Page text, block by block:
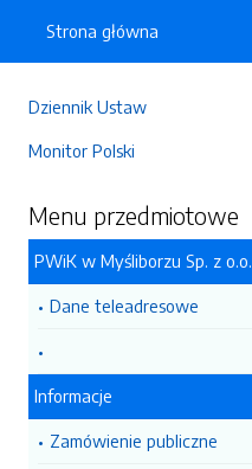
Dziennik Ustaw
Monitor Polski
Menu przedmiotowe
PWiK w Myśliborzu Sp. z o.o.
Dane teleadresowe
Informacje
Zamówienie publiczne
Strona główna